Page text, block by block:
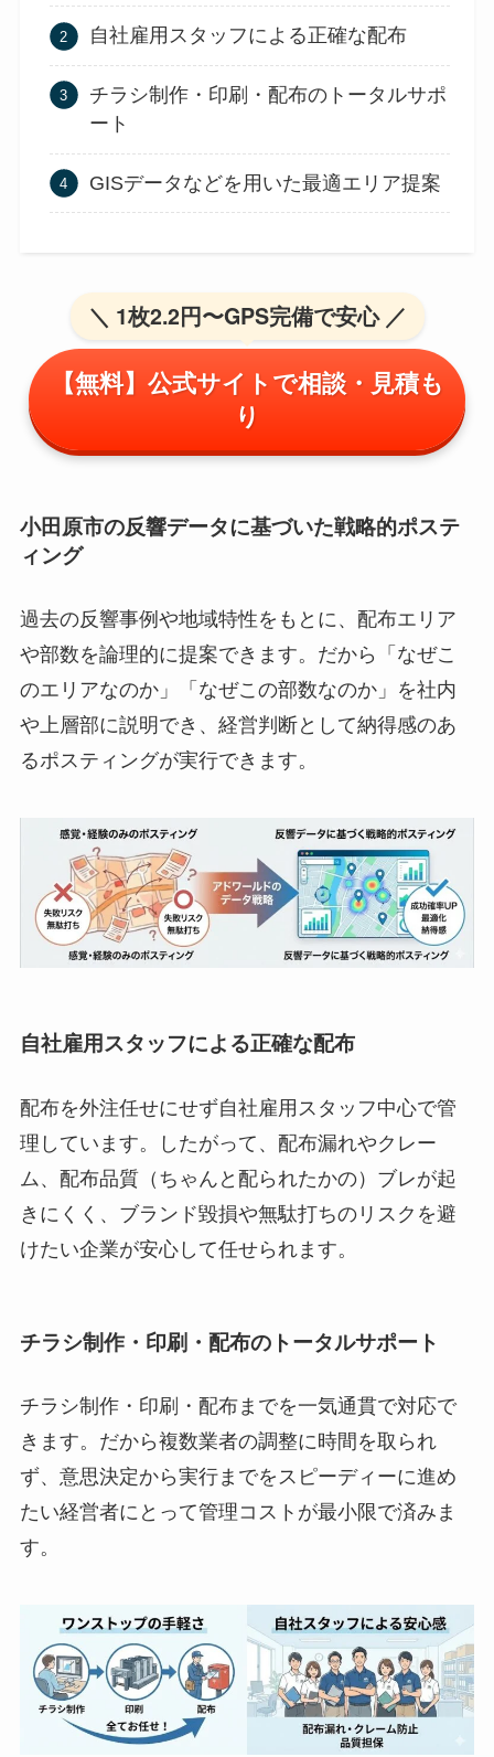
自社雇用スタッフによる正確な配布
チラシ制作・印刷・配布のトータルサポ
ート
GISデータなどを用いた最適エリア提案
＼ 1枚2.2円〜GPS完備で安心 ／
【無料】公式サイトで相談・見積も
り
小田原市の反響データに基づいた戦略的ポステ
ィング
過去の反響事例や地域特性をもとに、配布エリア
や部数を論理的に提案できます。だから「なぜこ
のエリアなのか」「なぜこの部数なのか」を社内
や上層部に説明でき、経営判断として納得感のあ
るポスティングが実行できます。
自社雇用スタッフによる正確な配布
配布を外注任せにせず自社雇用スタッフ中心で管
理しています。したがって、配布漏れやクレー
ム、配布品質（ちゃんと配られたかの）ブレが起
きにくく、ブランド毀損や無駄打ちのリスクを避
けたい企業が安心して任せられます。
チラシ制作・印刷・配布のトータルサポート
チラシ制作・印刷・配布までを一気通貫で対応で
きます。だから複数業者の調整に時間を取られ
ず、意思決定から実行までをスピーディーに進め
たい経営者にとって管理コストが最小限で済みま
す。